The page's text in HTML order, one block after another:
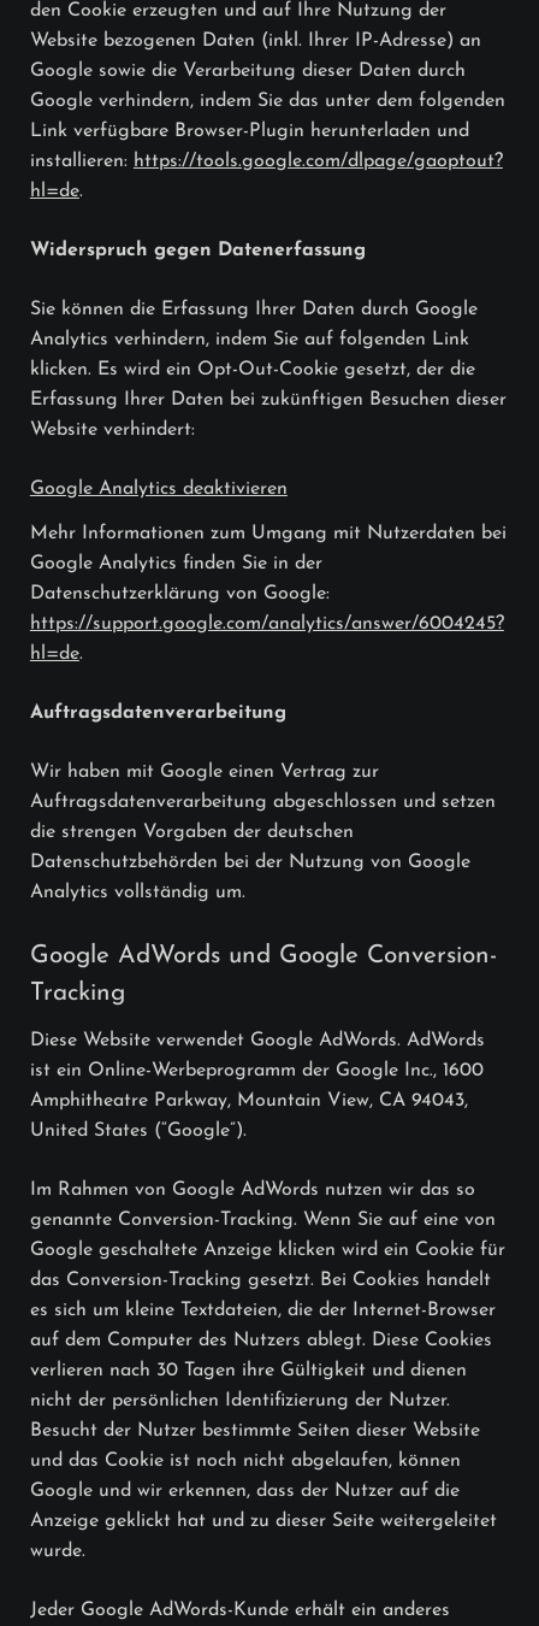
den Cookie erzeugten und auf Ihre Nutzung der
Website bezogenen Daten (inkl. Ihrer IP-Adresse) an
Google sowie die Verarbeitung dieser Daten durch
Google verhindern, indem Sie das unter dem folgenden
Link verfügbare Browser-Plugin herunterladen und
installieren: https://tools.google.com/dlpage/gaoptout?
hl=de.
Widerspruch gegen Datenerfassung
Sie können die Erfassung Ihrer Daten durch Google
Analytics verhindern, indem Sie auf folgenden Link
klicken. Es wird ein Opt-Out-Cookie gesetzt, der die
Erfassung Ihrer Daten bei zukünftigen Besuchen dieser
Website verhindert:
Google Analytics deaktivieren
Mehr Informationen zum Umgang mit Nutzerdaten bei
Google Analytics finden Sie in der
Datenschutzerklärung von Google:
https://support.google.com/analytics/answer/6004245?
hl=de.
Auftragsdatenverarbeitung
Wir haben mit Google einen Vertrag zur
Auftragsdatenverarbeitung abgeschlossen und setzen
die strengen Vorgaben der deutschen
Datenschutzbehörden bei der Nutzung von Google
Analytics vollständig um.
Google AdWords und Google Conversion-
Tracking
Diese Website verwendet Google AdWords. AdWords
ist ein Online-Werbeprogramm der Google Inc., 1600
Amphitheatre Parkway, Mountain View, CA 94043,
United States (“Google”).
Im Rahmen von Google AdWords nutzen wir das so
genannte Conversion-Tracking. Wenn Sie auf eine von
Google geschaltete Anzeige klicken wird ein Cookie für
das Conversion-Tracking gesetzt. Bei Cookies handelt
es sich um kleine Textdateien, die der Internet-Browser
auf dem Computer des Nutzers ablegt. Diese Cookies
verlieren nach 30 Tagen ihre Gültigkeit und dienen
nicht der persönlichen Identifizierung der Nutzer.
Besucht der Nutzer bestimmte Seiten dieser Website
und das Cookie ist noch nicht abgelaufen, können
Google und wir erkennen, dass der Nutzer auf die
Anzeige geklickt hat und zu dieser Seite weitergeleitet
wurde.
Jeder Google AdWords-Kunde erhält ein anderes